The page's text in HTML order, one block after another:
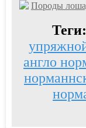
Породы
Теги:
англо